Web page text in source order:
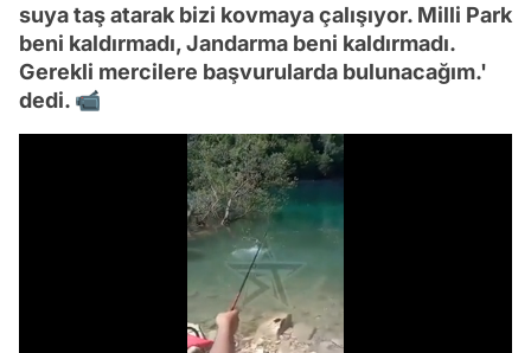
suya taş atarak bizi kovmaya çalışıyor. Milli Park
beni kaldırmadı, Jandarma beni kaldırmadı.
Gerekli mercilere başvurularda bulunacağım.'
dedi. 📹